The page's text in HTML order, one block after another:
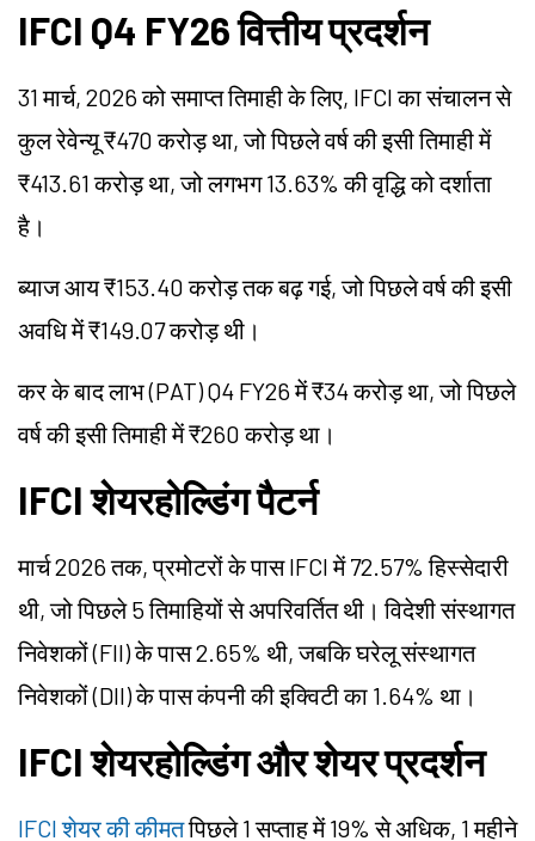
IFCI Q4 FY26 वित्तीय प्रदर्शन
31 मार्च, 2026 को समाप्त तिमाही के लिए, IFCI का संचालन से
कुल रेवेन्यू ₹470 करोड़ था, जो पिछले वर्ष की इसी तिमाही में
₹413.61 करोड़ था, जो लगभग 13.63% की वृद्धि को दर्शाता
है।
ब्याज आय ₹153.40 करोड़ तक बढ़ गई, जो पिछले वर्ष की इसी
अवधि में ₹149.07 करोड़ थी।
कर के बाद लाभ (PAT) Q4 FY26 में ₹34 करोड़ था, जो पिछले
वर्ष की इसी तिमाही में ₹260 करोड़ था।
IFCI शेयरहोल्डिंग पैटर्न
मार्च 2026 तक, प्रमोटरों के पास IFCI में 72.57% हिस्सेदारी
थी, जो पिछले 5 तिमाहियों से अपरिवर्तित थी। विदेशी संस्थागत
निवेशकों (FII) के पास 2.65% थी, जबकि घरेलू संस्थागत
निवेशकों (DII) के पास कंपनी की इक्विटी का 1.64% था।
IFCI शेयरहोल्डिंग और शेयर प्रदर्शन
IFCI शेयर की कीमतपिछले 1 सप्ताह में 19% से अधिक, 1 महीने